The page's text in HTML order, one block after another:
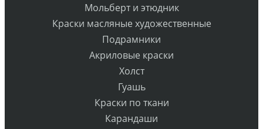
Мольберт и этюдник
Краски масляные художественные
Подрамники
Акриловые краски
Холст
Гуашь
Краски по ткани
Карандаши